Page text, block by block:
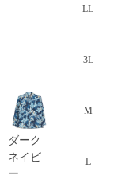
LL
3L
ダーク
ネイビ
ー
M
L